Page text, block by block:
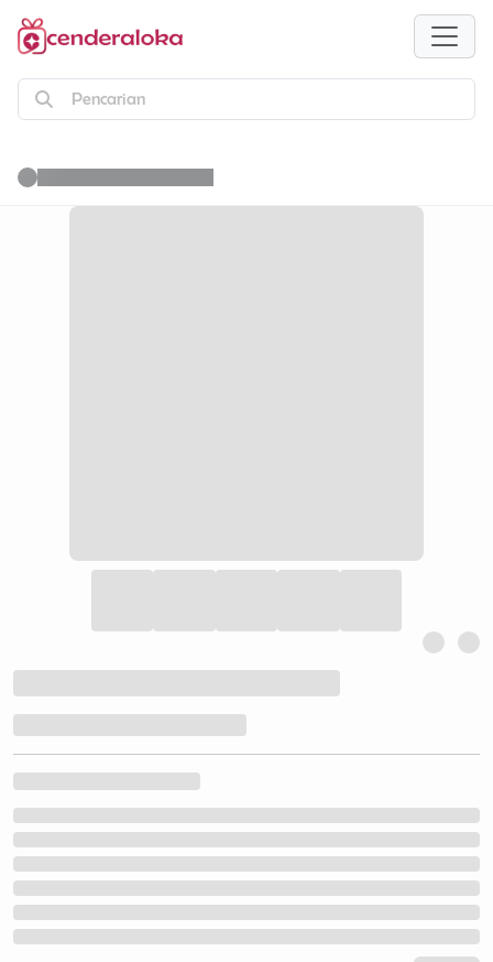
Pencarian